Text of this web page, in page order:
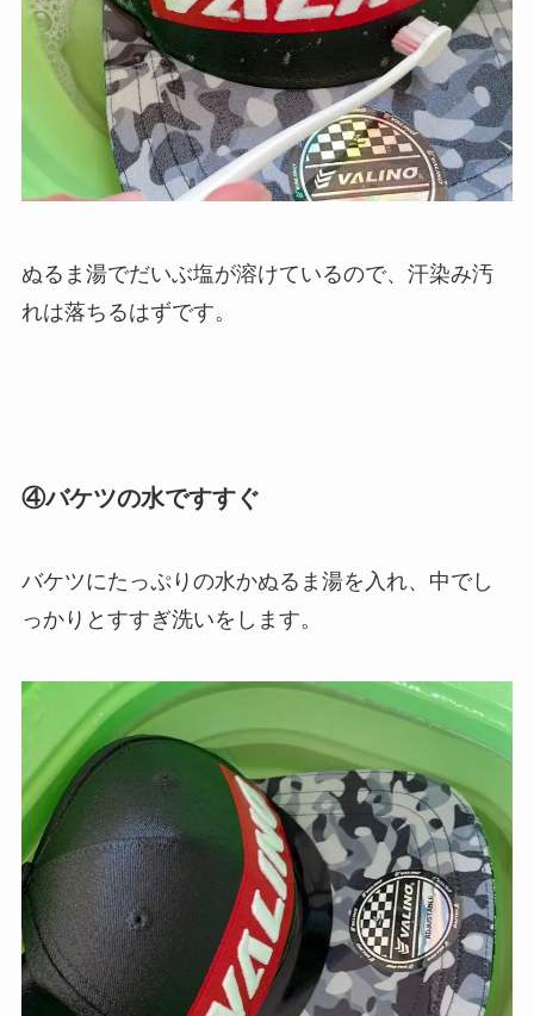
ぬるま湯でだいぶ塩が溶けているので、汗染み汚
れは落ちるはずです。
④バケツの水ですすぐ
バケツにたっぷりの水かぬるま湯を入れ、中でし
っかりとすすぎ洗いをします。